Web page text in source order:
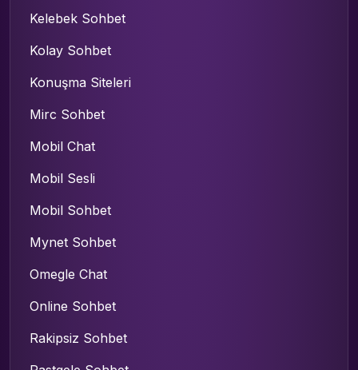
Kelebek Sohbet
Kolay Sohbet
Konuşma Siteleri
Mirc Sohbet
Mobil Chat
Mobil Sesli
Mobil Sohbet
Mynet Sohbet
Omegle Chat
Online Sohbet
Rakipsiz Sohbet